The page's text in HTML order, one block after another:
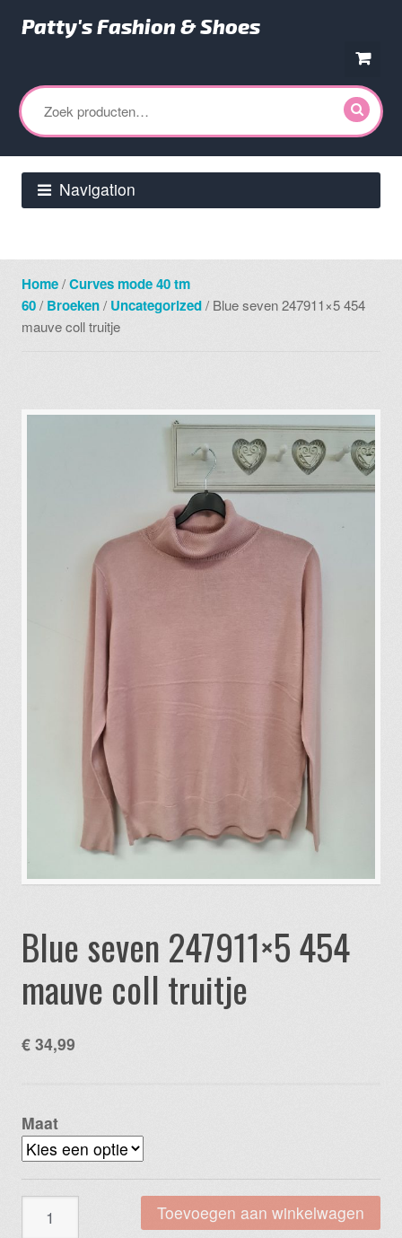
naar
navigatie
naar
de
inhoud
Patty's Fashion & Shoes
Zoeken
naar:
Navigation
Home/Curves mode 40 tm
60/ Broeken/ Uncategorized/ Blue seven 247911×5 454
mauve coll truitje
Blue seven 247911×5 454
mauve coll truitje
€ 34,99
Maat
Toevoegen aan winkelwagen